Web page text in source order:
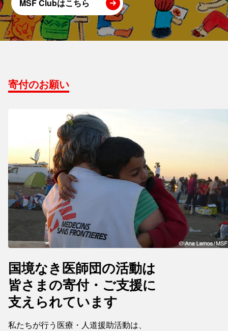
MSF Clubはこちら
寄付のお願い
国境なき医師団の活動は
皆さまの寄付・ご支援に
支えられています
私たちが行う医療・人道援助活動は、